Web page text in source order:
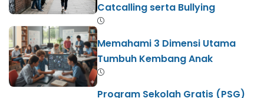
Catcalling serta Bullying
Memahami 3 Dimensi Utama
Tumbuh Kembang Anak
Program Sekolah Gratis (PSG)